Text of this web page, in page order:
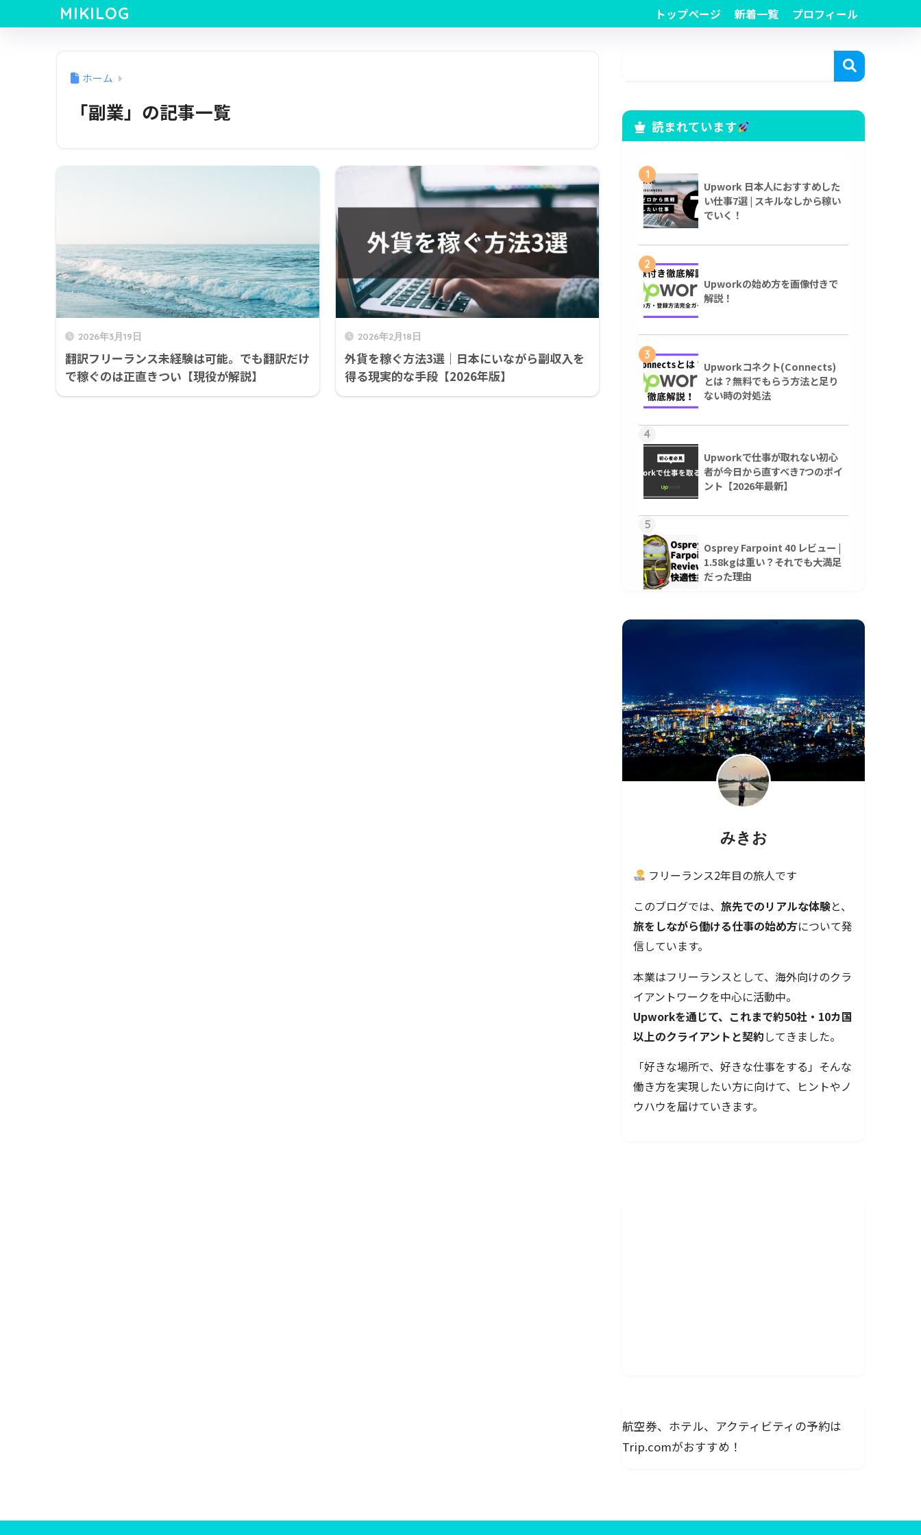
MIKILOG トップページ 新着一覧 プロフィール
ホーム
「副業」の記事一覧
2026年3月19日
翻訳フリーランス未経験は可能。でも翻訳だけ
で稼ぐのは正直きつい【現役が解説】
2026年2月18日
外貨を稼ぐ方法3選｜日本にいながら副収入を
得る現実的な手段【2026年版】
読まれています
1
Upwork 日本人におすすめした
い仕事7選 | スキルなしから稼い
でいく！
2
Upworkの始め方を画像付きで
解説！
3
Upworkコネクト(Connects)
とは？無料でもらう方法と足り
ない時の対処法
4
Upworkで仕事が取れない初心
者が今日から直すべき7つのポイ
ント【2026年最新】
5
Osprey Farpoint 40 レビュー |
1.58kgは重い？それでも大満足
だった理由
みきお
フリーランス2年目の旅人です
このブログでは、 旅先でのリアルな体験と、
旅をしながら働ける仕事の始め方について発
信しています。
本業はフリーランスとして、海外向けのクラ
イアントワークを中心に活動中。
Upworkを通じて、これまで約50社・10カ国
以上のクライアントと契約してきました。
「好きな場所で、好きな仕事をする」そんな
働き方を実現したい方に向けて、ヒントやノ
ウハウを届けていきます。
航空券、ホテル、アクティビティの予約は
Trip.comがおすすめ！